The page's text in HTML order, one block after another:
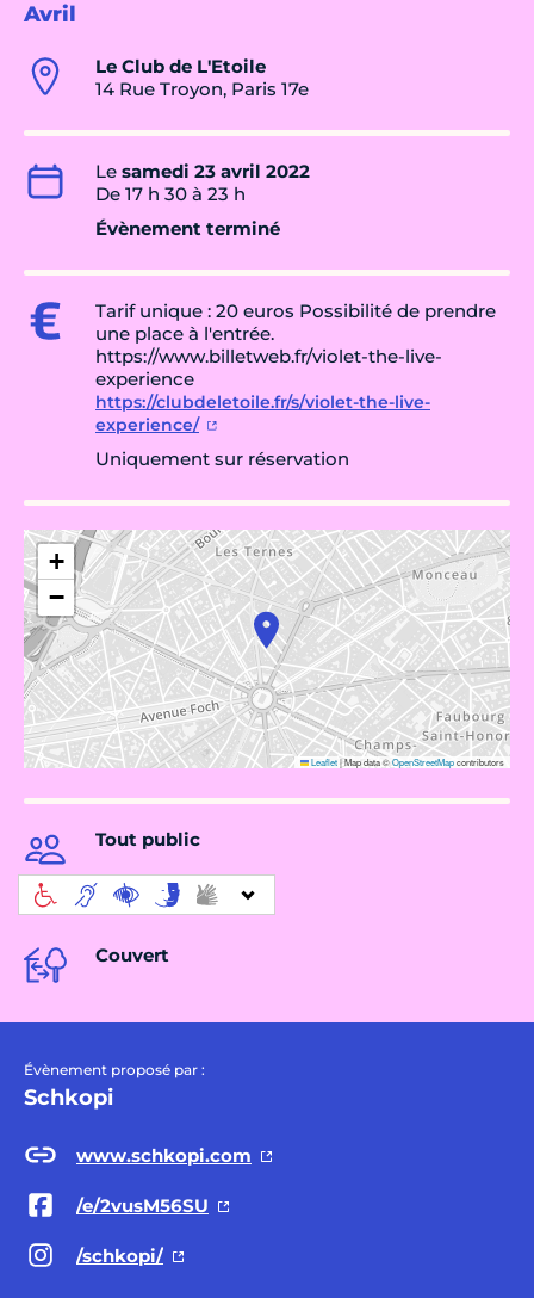
Avril
Le Club de L'Etoile
14 Rue Troyon, Paris 17e
Le samedi 23 avril 2022
De 17 h 30 à 23 h
Évènement terminé
Tarif unique : 20 euros Possibilité de prendre
une place à l'entrée.
https://www.billetweb.fr/violet-the-live-
experience
https://clubdeletoile.fr/s/violet-the-live-
experience/
Uniquement sur réservation
+
−
Leaflet|Map data ©OpenStreetMapcontributors
Tout public
Couvert
Évènement proposé par :
Schkopi
www.schkopi.com
/e/2vusM56SU
/schkopi/